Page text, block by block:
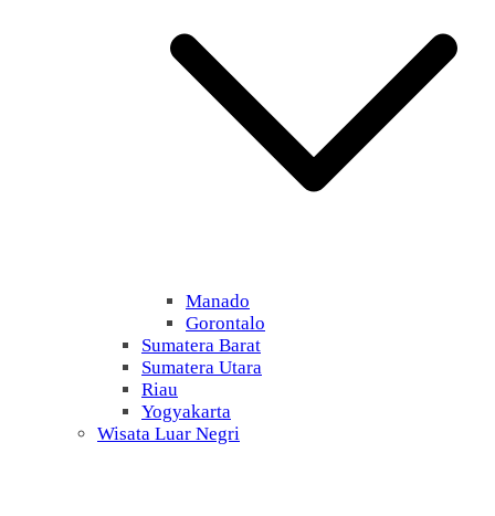
Manado
Gorontalo
Sumatera Barat
Sumatera Utara
Riau
Yogyakarta
Wisata Luar Negri